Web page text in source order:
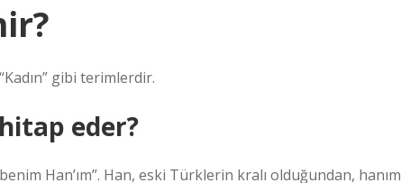
gibi terimlerdir.
eder?
Han’ım”. Han, eski Türklerin kralı olduğundan, hanım